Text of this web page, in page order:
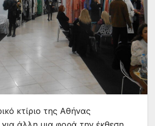
κτίριο της Αθήνας